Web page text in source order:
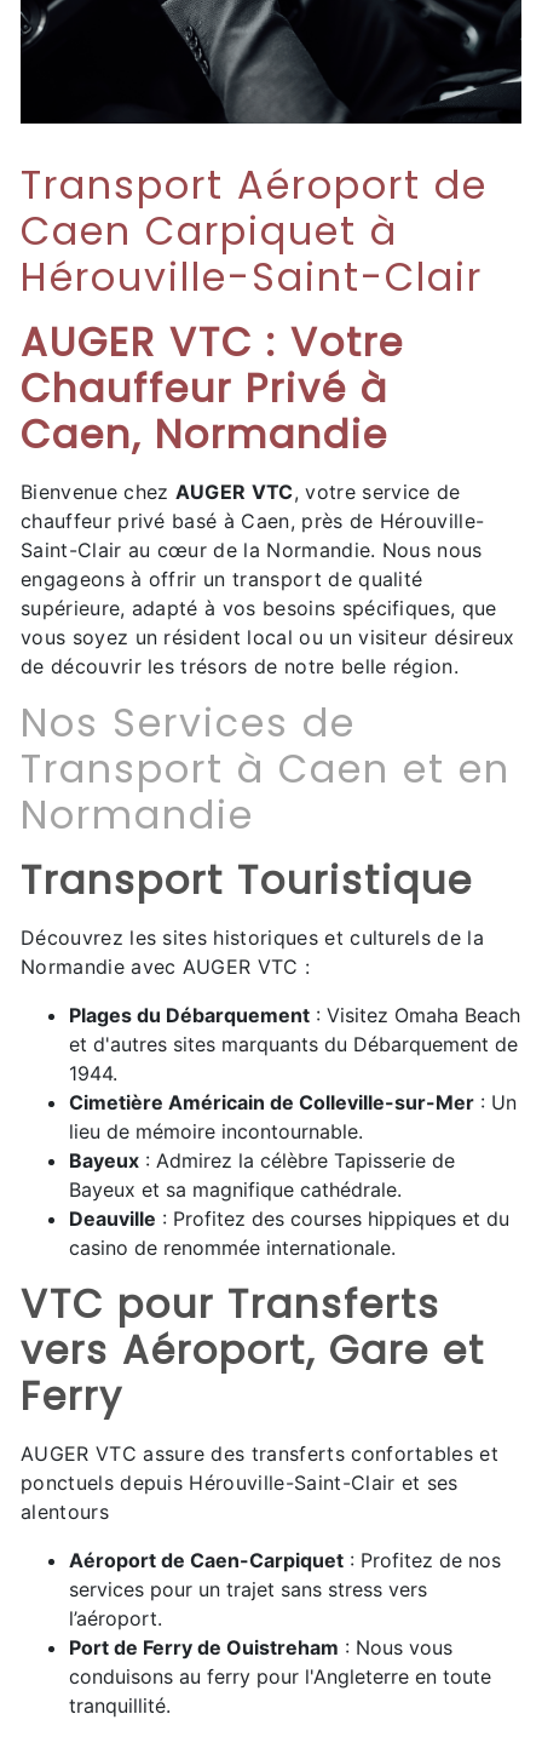
Transport Aéroport de
Caen Carpiquet à
Hérouville-Saint-Clair
AUGER VTC : Votre
Chauffeur Privé à
Caen, Normandie
Bienvenue chez AUGER VTC, votre service de
chauffeur privé basé à Caen, près de Hérouville-
Saint-Clair au cœur de la Normandie. Nous nous
engageons à offrir un transport de qualité
supérieure, adapté à vos besoins spécifiques, que
vous soyez un résident local ou un visiteur désireux
de découvrir les trésors de notre belle région.
Nos Services de
Transport à Caen et en
Normandie
Transport Touristique
Découvrez les sites historiques et culturels de la
Normandie avec AUGER VTC :
Plages du Débarquement : Visitez Omaha Beach
et d'autres sites marquants du Débarquement de
1944.
Cimetière Américain de Colleville-sur-Mer : Un
lieu de mémoire incontournable.
Bayeux : Admirez la célèbre Tapisserie de
Bayeux et sa magnifique cathédrale.
Deauville : Profitez des courses hippiques et du
casino de renommée internationale.
VTC pour Transferts
vers Aéroport, Gare et
Ferry
AUGER VTC assure des transferts confortables et
ponctuels depuis Hérouville-Saint-Clair et ses
alentours
Aéroport de Caen-Carpiquet : Profitez de nos
services pour un trajet sans stress vers
l’aéroport.
Port de Ferry de Ouistreham : Nous vous
conduisons au ferry pour l'Angleterre en toute
tranquillité.